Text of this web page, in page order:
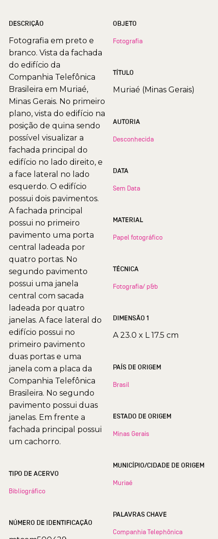
DESCRIÇÃO
Fotografia em preto e
branco. Vista da fachada
do edifício da
Companhia Telefônica
Brasileira em Muriaé,
Minas Gerais. No primeiro
plano, vista do edifício na
posição de quina sendo
possível visualizar a
fachada principal do
edifício no lado direito, e
a face lateral no lado
esquerdo. O edifício
possui dois pavimentos.
A fachada principal
possui no primeiro
pavimento uma porta
central ladeada por
quatro portas. No
segundo pavimento
possui uma janela
central com sacada
ladeada por quatro
janelas. A face lateral do
edifício possui no
primeiro pavimento
duas portas e uma
janela com a placa da
Companhia Telefônica
Brasileira. No segundo
pavimento possui duas
janelas. Em frente a
fachada principal possui
um cachorro.
TIPO DE ACERVO
Bibliográfico
NÚMERO DE IDENTIFICAÇÃO
OBJETO
Fotografia
TÍTULO
Muriaé (Minas Gerais)
AUTORIA
Desconhecida
DATA
Sem Data
MATERIAL
Papel fotográfico
TÉCNICA
Fotografia/ p&b
DIMENSÃO 1
A 23.0 x L 17.5 cm
PAÍS DE ORIGEM
Brasil
ESTADO DE ORIGEM
Minas Gerais
MUNICÍPIO/CIDADE DE ORIGEM
Muriaé
PALAVRAS CHAVE
Companhia Telephônica